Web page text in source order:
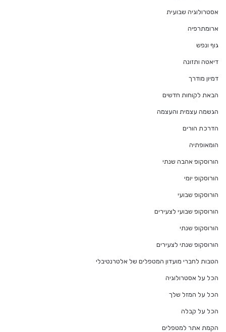
אסטרולוגיה שבועית
ארומתרפיה
גוף ונפש
דיאטה ותזונה
דמיון מודרך
הבאת לקוחות חדשים
הגשמה עצמית והעצמה
הדרכת הורים
הומאופתיה
הורוסקופ אהבה שנתי
הורוסקופ יומי
הורוסקופ שבועי
הורוסקופ שבועי לצעירים
הורוסקופ שנתי
הורוסקופ שנתי לצעירים
הטבות לחברי מועדון המטפלים של אלטרנטיבלי
הכל על אסטרולוגיה
הכל על המזל שלך
הכל על קבלה
הקמת אתר למטפלים